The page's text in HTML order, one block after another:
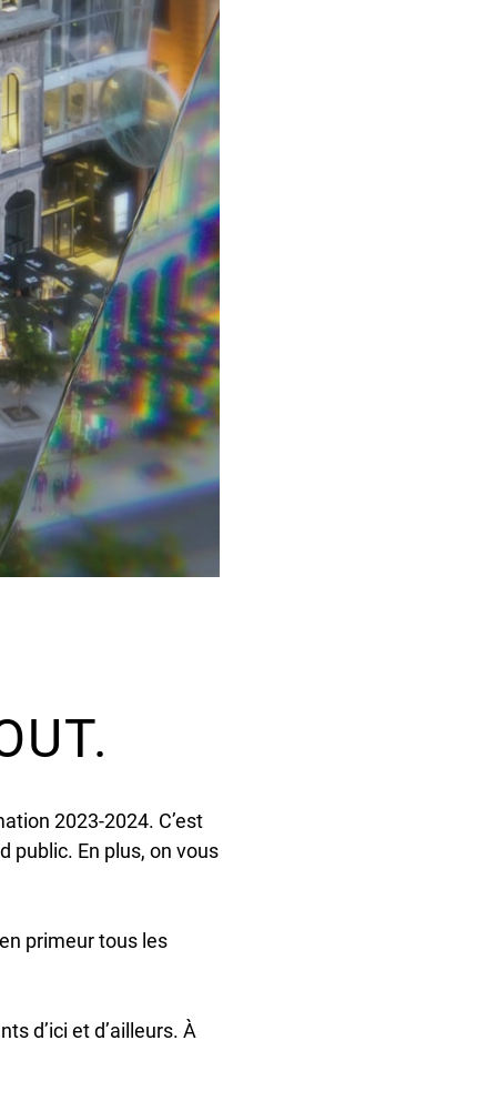
2023-2024. C’est
public. En plus, on vous
primeur tous les
d’ici et d’ailleurs. À